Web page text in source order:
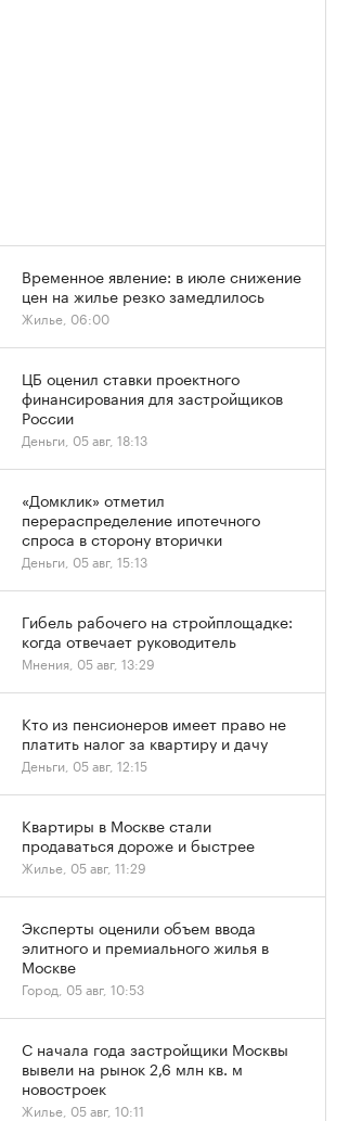
Временное явление: в июле снижение
цен на жилье резко замедлилось
Жилье, 06:00
ЦБ оценил ставки проектного
финансирования для застройщиков
России
Деньги, 05 авг, 18:13
«Домклик» отметил
перераспределение ипотечного
спроса в сторону вторички
Деньги, 05 авг, 15:13
Гибель рабочего на стройплощадке:
когда отвечает руководитель
Мнения, 05 авг, 13:29
Кто из пенсионеров имеет право не
платить налог за квартиру и дачу
Деньги, 05 авг, 12:15
Квартиры в Москве стали
продаваться дороже и быстрее
Жилье, 05 авг, 11:29
Эксперты оценили объем ввода
элитного и премиального жилья в
Москве
Город, 05 авг, 10:53
С начала года застройщики Москвы
вывели на рынок 2,6 млн кв. м
новостроек
Жилье, 05 авг, 10:11